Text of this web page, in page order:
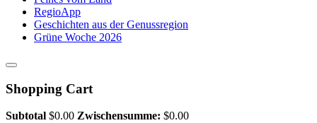
RegioApp
Geschichten aus der Genussregion
Grüne Woche 2026
Shopping Cart
Subtotal $0.00 Zwischensumme: $0.00